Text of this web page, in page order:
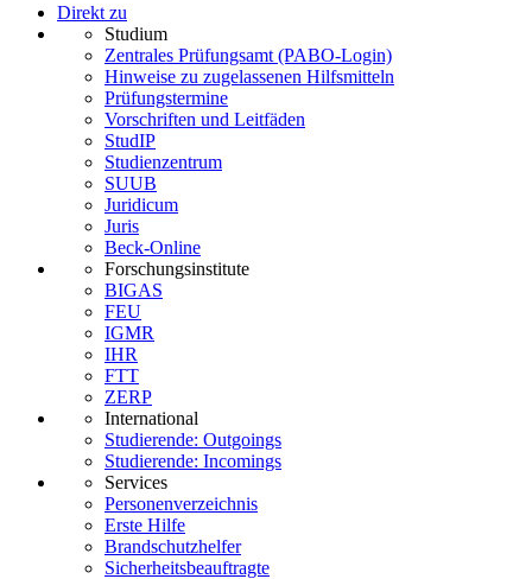
Direkt zu
Studium
Zentrales Prüfungsamt (PABO-Login)
Hinweise zu zugelassenen Hilfsmitteln
Prüfungstermine
Vorschriften und Leitfäden
StudIP
Studienzentrum
SUUB
Juridicum
Juris
Beck-Online
Forschungsinstitute
BIGAS
FEU
IGMR
IHR
FTT
ZERP
International
Studierende: Outgoings
Studierende: Incomings
Services
Personenverzeichnis
Erste Hilfe
Brandschutzhelfer
Sicherheitsbeauftragte